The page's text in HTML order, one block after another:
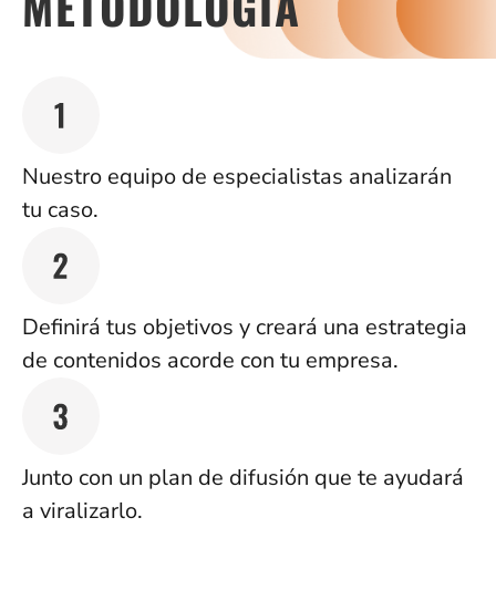
Nuestro equipo de especialistas analizarán
tu caso.
Definirá tus objetivos y creará una estrategia
de contenidos acorde con tu empresa.
Junto con un plan de difusión que te ayudará
a viralizarlo.